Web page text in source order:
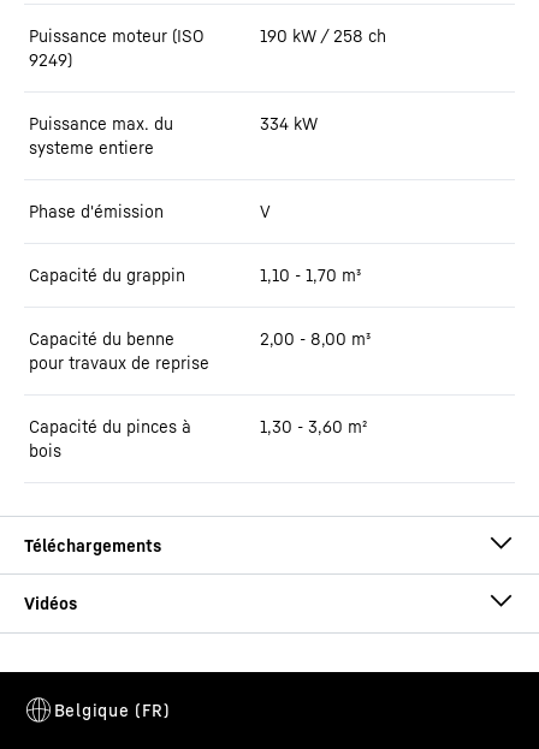
Puissance moteur (ISO
9249)
190 kW / 258 ch
Puissance max. du
systeme entiere
334 kW
Phase d'émission V
Capacité du grappin 1,10 - 1,70 m³
Capacité du benne
pour travaux de reprise
2,00 - 8,00 m³
Capacité du pinces à
bois
1,30 - 3,60 m²
Brochure LH 60 Industry Litronic
Cette vidéo est fournie par Google*. Lorsque vous chargez cette
vidéo, vos données, y compris votre adresse IP, sont transmises à